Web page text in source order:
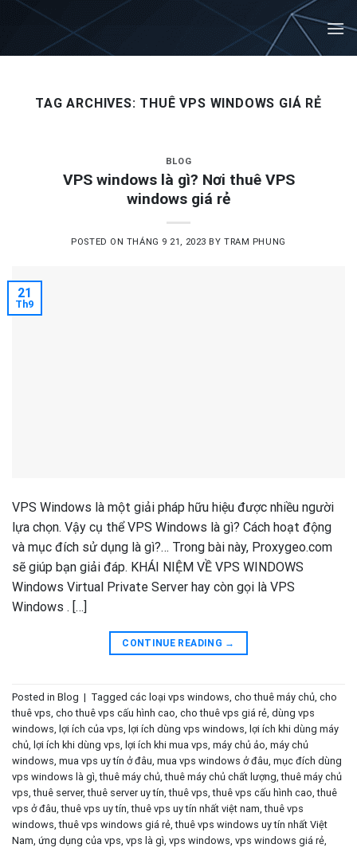
Skip
content
TAG ARCHIVES: THUÊ VPS WINDOWS GIÁ RẺ
BLOG
VPS windows là gì? Nơi thuê VPS
windows giá rẻ
POSTED ON THÁNG 9 21, 2023 BYTRAM PHUNG
21
Th9
VPS Windows là một giải pháp hữu hiệu được nhiều người
lựa chọn. Vậy cụ thể VPS Windows là gì? Cách hoạt động
và mục đích sử dụng là gì?… Trong bài này, Proxygeo.com
sẽ giúp bạn giải đáp. KHÁI NIỆM VỀ VPS WINDOWS
Windows Virtual Private Server hay còn gọi là VPS
Windows . […]
CONTINUE READING →
Posted in Blog | Tagged các loại vps windows, cho thuê máy chủ, cho
thuê vps, cho thuê vps cấu hình cao, cho thuê vps giá rẻ, dùng vps
windows, lợi ích của vps, lợi ích dùng vps windows, lợi ích khi dùng máy
chủ, lợi ích khi dùng vps, lợi ích khi mua vps, máy chủ ảo, máy chủ
windows, mua vps uy tín ở đâu, mua vps windows ở đâu, mục đích dùng
vps windows là gì,thuê máy chủ,thuê máy chủ chất lượng,thuê máy chủ
vps,thuê server,thuê server uy tín,thuê vps,thuê vps cấu hình cao,thuê
vps ở đâu,thuê vps uy tín,thuê vps uy tín nhất việt nam,thuê vps
windows,thuê vps windows giá rẻ,thuê vps windows uy tín nhất Việt
Nam, ứng dụng của vps, vps là gì, vps windows, vps windows giá rẻ,